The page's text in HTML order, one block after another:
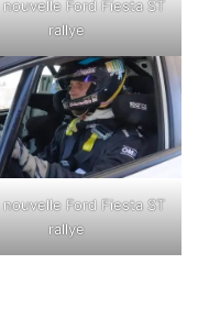
nouvelle Ford Fiesta ST
rallye
nouvelle Ford Fiesta ST
rallye